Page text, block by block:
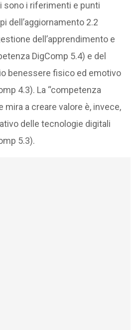
sono i riferimenti e punti
dell’aggiornamento 2.2
dell’apprendimento e
DigComp 5.4) e del
benessere fisico ed emotivo
4.3). La “competenza
mira a creare valore è, invece,
delle tecnologie digitali
5.3).